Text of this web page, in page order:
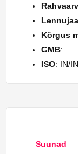
Rahvaarv
Kõrgus
GMB:
ISO: IN/
Suunad